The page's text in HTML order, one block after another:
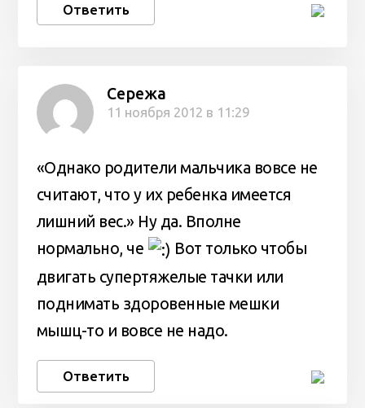
Ответить
Сережа
11 ноября 2012 в 11:29
«Однако родители мальчика вовсе не
считают, что у их ребенка имеется
лишний вес.» Ну да. Вполне
нормально, че
Вот только чтобы
двигать супертяжелые тачки или
поднимать здоровенные мешки
мышц-то и вовсе не надо.
Ответить